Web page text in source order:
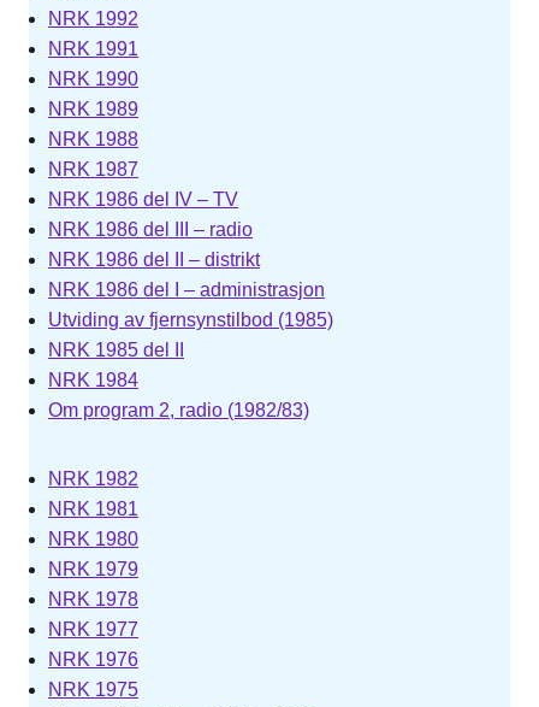
NRK 1992
NRK 1991
NRK 1990
NRK 1989
NRK 1988
NRK 1987
NRK 1986 del IV – TV
NRK 1986 del III – radio
NRK 1986 del II – distrikt
NRK 1986 del I – administrasjon
Utviding av fjernsynstilbod (1985)
NRK 1985 del II
NRK 1984
Om program 2, radio (1982/83)
NRK 1982
NRK 1981
NRK 1980
NRK 1979
NRK 1978
NRK 1977
NRK 1976
NRK 1975